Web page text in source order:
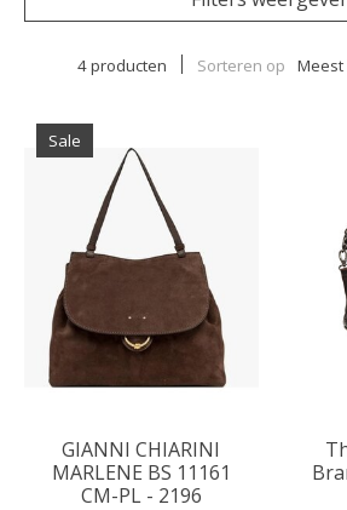
4 producten Sorteren op
Sale
GIANNI CHIARINI
MARLENE BS 11161
CM-PL - 2196